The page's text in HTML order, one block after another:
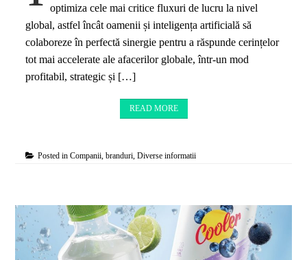
optimiza cele mai critice fluxuri de lucru la nivel
global, astfel încât oamenii și inteligența artificială să
colaboreze în perfectă sinergie pentru a răspunde cerințelor
tot mai accelerate ale afacerilor globale, într-un mod
profitabil, strategic și […]
READ MORE
Posted inCompanii, branduri ,Diverse informatii